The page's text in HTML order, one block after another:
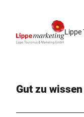
Lippe
Gut zu wissen